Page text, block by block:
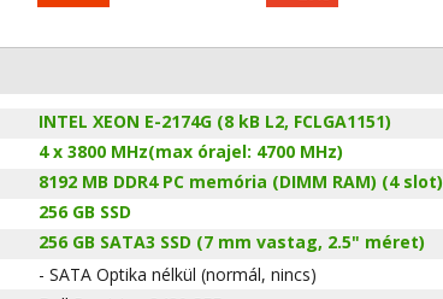
INTEL XEON E-2174G (8 kB L2, FCLGA1151)
4 x 3800 MHz(max órajel: 4700 MHz)
8192 MB DDR4 PC memória (DIMM RAM) (4 slot)
256 GB SSD
256 GB SATA3 SSD (7 mm vastag, 2.5" méret)
- SATA Optika nélkül (normál, nincs)